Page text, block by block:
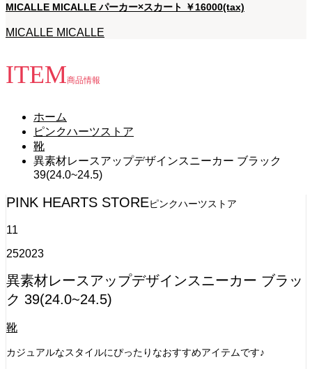
MICALLE MICALLE パーカー×スカート ￥16000(tax)
MICALLE MICALLE
ITEM商品情報
ホーム
ピンクハーツストア
靴
異素材レースアップデザインスニーカー ブラック
39(24.0~24.5)
PINK HEARTS STOREピンクハーツストア
11
252023
異素材レースアップデザインスニーカー ブラッ
ク 39(24.0~24.5)
靴
カジュアルなスタイルにぴったりなおすすめアイテムです♪